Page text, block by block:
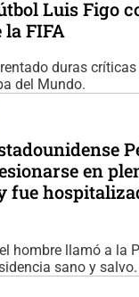
Luis Figo
la FIFA
duras
del Mundo.
en
fue
hombre llamó a la
sano y salvo.